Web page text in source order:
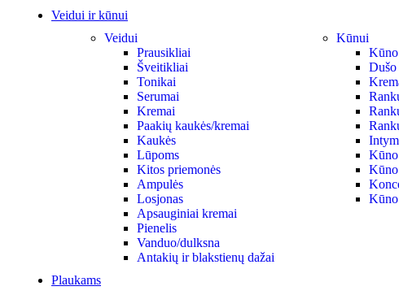
Veidui ir kūnui
Veidui
Prausikliai
Šveitikliai
Tonikai
Serumai
Kremai
Paakių kaukės/kremai
Kaukės
Lūpoms
Kitos priemonės
Ampulės
Losjonas
Apsauginiai kremai
Pienelis
Vanduo/dulksna
Antakių ir blakstienų dažai
Kūnui
Dušo
Plaukams